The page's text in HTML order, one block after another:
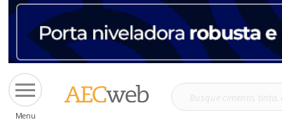
Menu
Busque